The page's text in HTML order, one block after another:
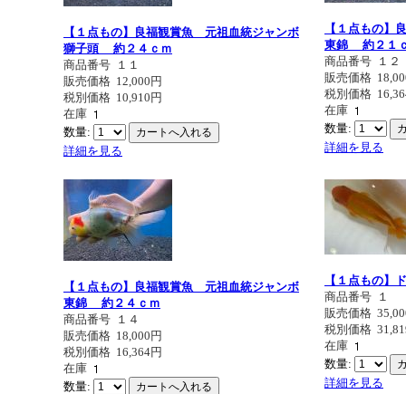
【１点もの】良福観賞魚 元祖血統ジャンボ
獅子頭 約２４ｃｍ
商品番号 １１
販売価格 12,000円
税別価格 10,910円
在庫
数量:
詳細を見る
【１点もの
東錦 約２１
商品番号 １２
販売価格
税別価格
在庫
数量:
詳細を見る
【１点もの】良福観賞魚 元祖血統ジャンボ
東錦 約２４ｃｍ
商品番号 １４
販売価格 18,000円
税別価格 16,364円
在庫
数量:
【１点もの
商品番号 １
販売価格
税別価格
在庫
数量:
詳細を見る